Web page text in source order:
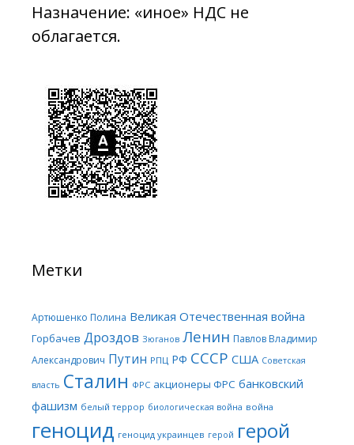
Назначение: «иное» НДС не
облагается.
Метки
Артюшенко Полина Великая Отечественная война
Горбачев Дроздов Зюганов Ленин Павлов Владимир
Александрович Путин РПЦ РФ СССР США Советская
власть Сталин ФРС акционеры ФРС банковский
фашизм белый террор биологическая война война
геноцид геноцид украинцев герой герой